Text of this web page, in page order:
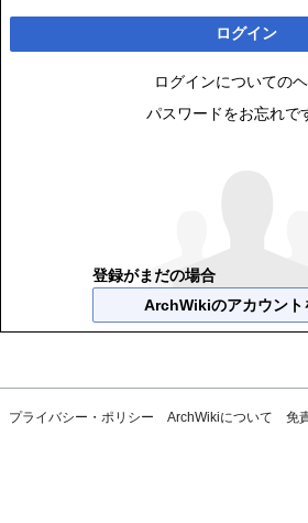
ログイン
ログインについての
パスワードをお忘れで
登録がまだの場合
ArchWikiのアカウント
プライバシー・ポリシー ArchWikiについて 免